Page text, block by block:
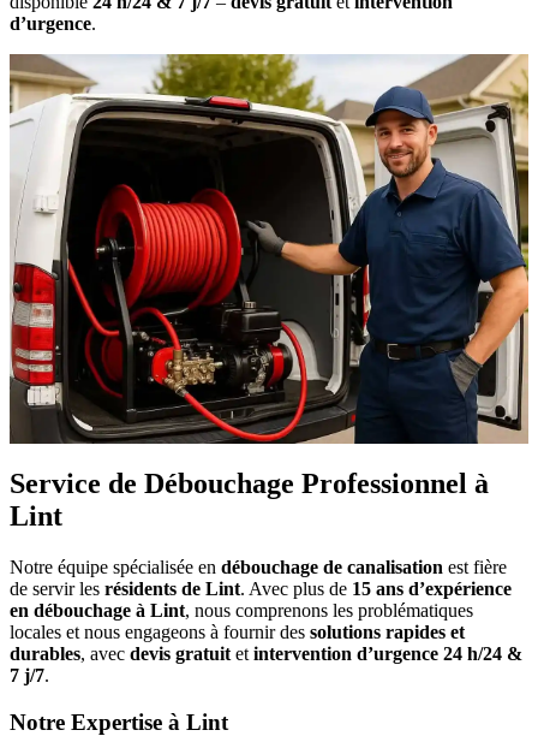
d’urgence.
Service de Débouchage Professionnel à
Lint
Notre équipe spécialisée en débouchage de canalisation est fière
de servir les résidents de Lint. Avec plus de 15 ans d’expérience
en débouchage à Lint, nous comprenons les problématiques
locales et nous engageons à fournir des solutions rapides et
durables, avec devis gratuit et intervention d’urgence 24 h/24 &
7 j/7.
Notre Expertise à Lint